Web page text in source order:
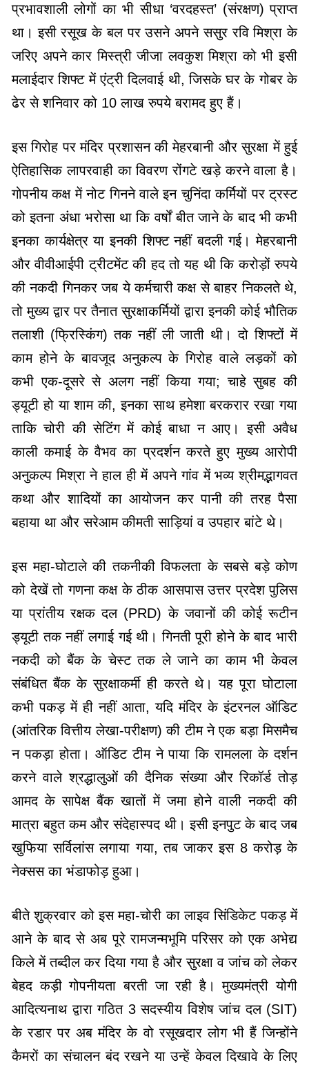
प्रभावशाली लोगों का भी सीधा ‘वरदहस्त’ (संरक्षण) प्राप्त
था। इसी रसूख के बल पर उसने अपने ससुर रवि मिश्रा के
जरिए अपने कार मिस्त्री जीजा लवकुश मिश्रा को भी इसी
मलाईदार शिफ्ट में एंट्री दिलवाई थी, जिसके घर के गोबर के
ढेर से शनिवार को 10 लाख रुपये बरामद हुए हैं।
इस गिरोह पर मंदिर प्रशासन की मेहरबानी और सुरक्षा में हुई
ऐतिहासिक लापरवाही का विवरण रोंगटे खड़े करने वाला है।
गोपनीय कक्ष में नोट गिनने वाले इन चुनिंदा कर्मियों पर ट्रस्ट
को इतना अंधा भरोसा था कि वर्षों बीत जाने के बाद भी कभी
इनका कार्यक्षेत्र या इनकी शिफ्ट नहीं बदली गई। मेहरबानी
और वीवीआईपी ट्रीटमेंट की हद तो यह थी कि करोड़ों रुपये
की नकदी गिनकर जब ये कर्मचारी कक्ष से बाहर निकलते थे,
तो मुख्य द्वार पर तैनात सुरक्षाकर्मियों द्वारा इनकी कोई भौतिक
तलाशी (फ्रिस्किंग) तक नहीं ली जाती थी। दो शिफ्टों में
काम होने के बावजूद अनुकल्प के गिरोह वाले लड़कों को
कभी एक-दूसरे से अलग नहीं किया गया; चाहे सुबह की
ड्यूटी हो या शाम की, इनका साथ हमेशा बरकरार रखा गया
ताकि चोरी की सेटिंग में कोई बाधा न आए। इसी अवैध
काली कमाई के वैभव का प्रदर्शन करते हुए मुख्य आरोपी
अनुकल्प मिश्रा ने हाल ही में अपने गांव में भव्य श्रीमद्भागवत
कथा और शादियों का आयोजन कर पानी की तरह पैसा
बहाया था और सरेआम कीमती साड़ियां व उपहार बांटे थे।
इस महा-घोटाले की तकनीकी विफलता के सबसे बड़े कोण
को देखें तो गणना कक्ष के ठीक आसपास उत्तर प्रदेश पुलिस
या प्रांतीय रक्षक दल (PRD) के जवानों की कोई रूटीन
ड्यूटी तक नहीं लगाई गई थी। गिनती पूरी होने के बाद भारी
नकदी को बैंक के चेस्ट तक ले जाने का काम भी केवल
संबंधित बैंक के सुरक्षाकर्मी ही करते थे। यह पूरा घोटाला
कभी पकड़ में ही नहीं आता, यदि मंदिर के इंटरनल ऑडिट
(आंतरिक वित्तीय लेखा-परीक्षण) की टीम ने एक बड़ा मिसमैच
न पकड़ा होता। ऑडिट टीम ने पाया कि रामलला के दर्शन
करने वाले श्रद्धालुओं की दैनिक संख्या और रिकॉर्ड तोड़
आमद के सापेक्ष बैंक खातों में जमा होने वाली नकदी की
मात्रा बहुत कम और संदेहास्पद थी। इसी इनपुट के बाद जब
खुफिया सर्विलांस लगाया गया, तब जाकर इस 8 करोड़ के
नेक्सस का भंडाफोड़ हुआ।
बीते शुक्रवार को इस महा-चोरी का लाइव सिंडिकेट पकड़ में
आने के बाद से अब पूरे रामजन्मभूमि परिसर को एक अभेद्य
किले में तब्दील कर दिया गया है और सुरक्षा व जांच को लेकर
बेहद कड़ी गोपनीयता बरती जा रही है। मुख्यमंत्री योगी
आदित्यनाथ द्वारा गठित 3 सदस्यीय विशेष जांच दल (SIT)
के रडार पर अब मंदिर के वो रसूखदार लोग भी हैं जिन्होंने
कैमरों का संचालन बंद रखने या उन्हें केवल दिखावे के लिए